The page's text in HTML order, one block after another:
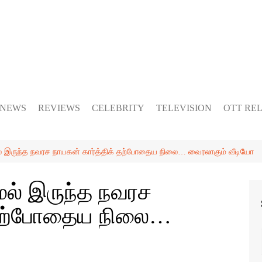
REVIEWS CELEBRITY TELEVISION OTT
இருந்த நவரச நாயகன் கார்த்திக் தற்போதைய நிலை… வைரலாகும் வீடியோ
இருந்த நவரச
நிலை…